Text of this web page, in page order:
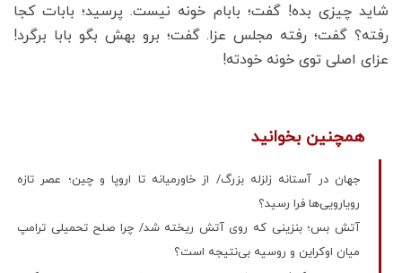
شاید چیزی بده! گفت؛ بابام خونه نیست. پرسید؛ بابات کجا
رفته؟ گفت؛ رفته مجلس عزا. گفت؛ برو بهش بگو بابا برگرد!
عزای اصلی توی خونه خودته!
همچنین بخوانید
جهان در آستانه زلزله بزرگ/ از خاورمیانه تا اروپا و چین؛ عصر تازه
رویارویی‌ها فرا رسید؟
آتش بس؛ بنزینی که روی آتش ریخته شد/ چرا صلح تحمیلی ترامپ
میان اوکراین و روسیه بی‌نتیجه است؟